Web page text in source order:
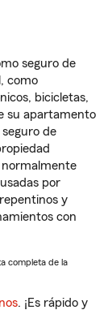
seguro de
como
bicicletas,
su apartamento
de
normalmente
por
y
con
completa de la
. ¡Es rápido y